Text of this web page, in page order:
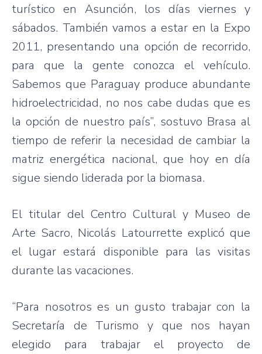
turístico en Asunción, los días viernes y
sábados. También vamos a estar en la Expo
2011, presentando una opción de recorrido,
para que la gente conozca el vehículo.
Sabemos que Paraguay produce abundante
hidroelectricidad, no nos cabe dudas que es
la opción de nuestro país”, sostuvo Brasa al
tiempo de referir la necesidad de cambiar la
matriz energética nacional, que hoy en día
sigue siendo liderada por la biomasa.
El titular del Centro Cultural y Museo de
Arte Sacro, Nicolás Latourrette explicó que
el lugar estará disponible para las visitas
durante las vacaciones.
“Para nosotros es un gusto trabajar con la
Secretaría de Turismo y que nos hayan
elegido para trabajar el proyecto de